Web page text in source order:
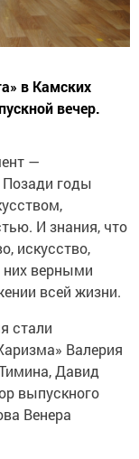
в Камских
вечер.
—
Позади годы
И знания, что
искусство,
них верными
всей жизни.
стали
Валерия
Давид
выпускного
Венера